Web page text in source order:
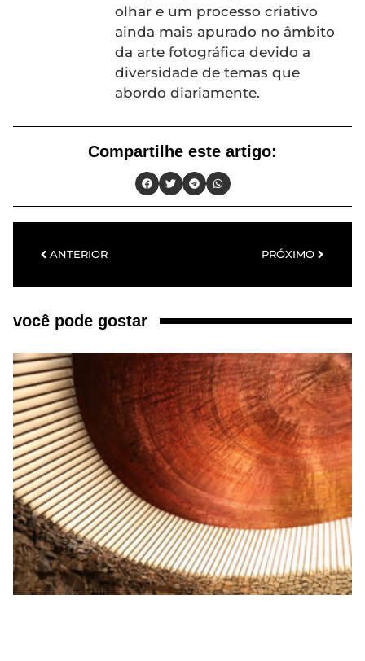
olhar e um processo criativo
ainda mais apurado no âmbito
da arte fotográfica devido a
diversidade de temas que
abordo diariamente.
Compartilhe este artigo:
ANTERIOR PRÓXIMO
você pode gostar